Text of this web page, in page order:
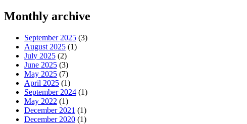
Monthly archive
September 2025 (3)
August 2025 (1)
July 2025 (2)
June 2025 (3)
May 2025 (7)
April 2025 (1)
September 2024 (1)
May 2022 (1)
December 2021 (1)
December 2020 (1)